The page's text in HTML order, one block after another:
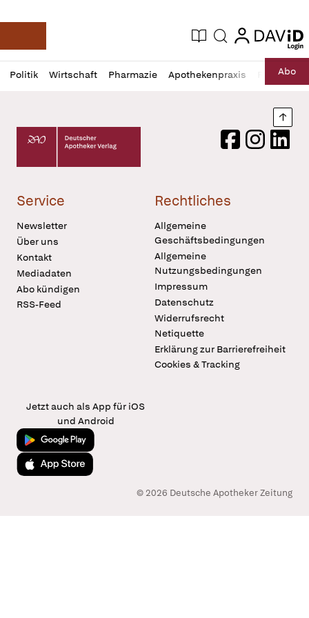
Deutsche Apotheker Zeitung
Aktuelle Ausgabe
Suche login
login
Politik Wirtschaft Pharmazie Apothekenpraxis RechtAbo
Profil
öffnen
Daz
Pur
Deutscher Apotheker Verlag Logo
FacebookInstagram
Service
Newsletter
Über uns
Kontakt
Mediadaten
Abo kündigen
RSS-Feed
Rechtliches
Allgemeine
Geschäftsbedingungen
Allgemeine
Nutzungsbedingungen
Impressum
Datenschutz
Widerrufsrecht
Netiquette
Erklärung zur Barrierefreiheit
Cookies & Tracking
Jetzt auch als App für iOS
und Android
Jetzt bei Google Play
Laden im App Store
© 2026 Deutsche Apotheker Zeitung